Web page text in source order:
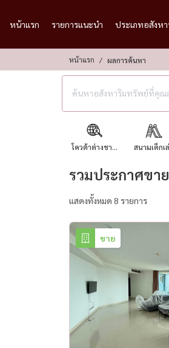
หน้าแรก รายการแนะนำ ประเภทอสังหา
หน้าแรก ผลการค้นหา
โควต้าต่างชา... สนามเด็กเ
รวมประกาศขา
แสดงทั้งหมด 8 รายการ
ขาย